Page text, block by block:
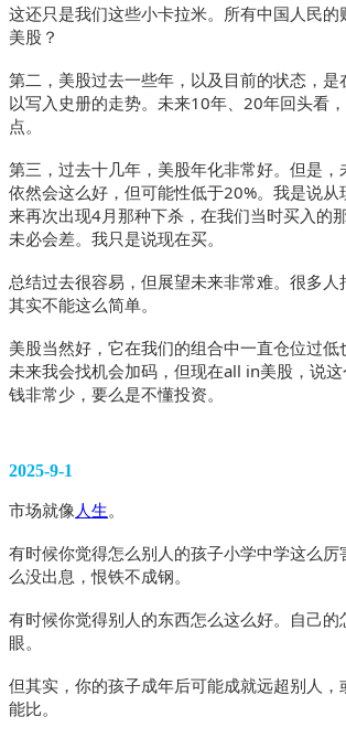
这还只是我们这些小卡拉米。所有中国人民
美股？
第二，美股过去一些年，以及目前的状态，是
以写入史册的走势。未来10年、20年回头看
点。
第三，过去十几年，美股年化非常好。但是，
依然会这么好，但可能性低于20%。我是说从
来再次出现4月那种下杀，在我们当时买入的
未必会差。我只是说现在买。
总结过去很容易，但展望未来非常难。很多人
其实不能这么简单。
美股当然好，它在我们的组合中一直仓位过低
未来我会找机会加码，但现在all in美股，说
钱非常少，要么是不懂投资。
2025-9-1
市场就像 人生。
有时候你觉得怎么别人的孩子小学中学这么厉
么没出息，恨铁不成钢。
有时候你觉得别人的东西怎么这么好。自己的
眼。
但其实，你的孩子成年后可能成就远超别人，
能比。